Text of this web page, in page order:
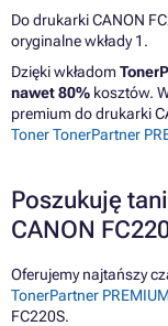
Do drukarki CANON
oryginalne wkłady 1.
Dzięki wkładom
nawet 80% kosztów.
premium do drukarki
Toner TonerPartner
Poszukuję
CANON
Oferujemy najtańszy
TonerPartner
FC220S.